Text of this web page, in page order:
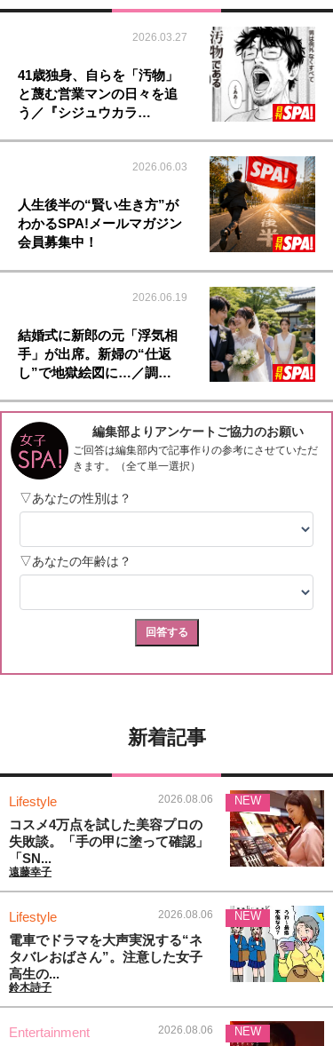
2026.03.27
41歳独身、自らを「汚物」
と蔑む営業マンの日々を追
う／『シジュウカラ…
2026.06.03
人生後半の“賢い生き方”が
わかるSPA!メールマガジン
会員募集中！
2026.06.19
結婚式に新郎の元「浮気相
手」が出席。新婦の“仕返
し”で地獄絵図に…／調…
新着記事
Lifestyle 2026.08.06
コスメ4万点を試した美容プロの
失敗談。「手の甲に塗って確認」
「SN...
遠藤幸子
NEW
Lifestyle 2026.08.06
電車でドラマを大声実況する“ネ
タバレおばさん”。注意した女子
高生の...
鈴木詩子
NEW
Entertainment 2026.08.06 NEW